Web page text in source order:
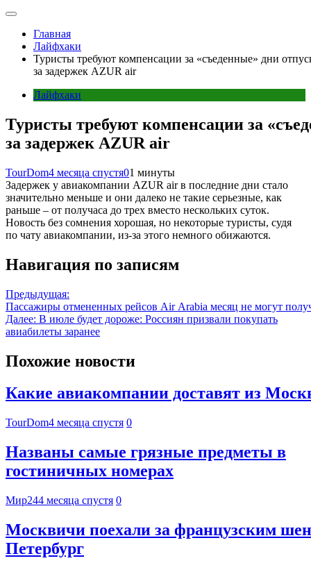
Главная
Лайфхаки
Туристы требуют компенсации за «съеденные» дни
за задержек AZUR air
Лайфхаки
Туристы требуют компенсации за
за задержек AZUR air
TourDom4 месяца спустя01 минуты
Задержек у авиакомпании AZUR air в последние дни стало
значительно меньше и они далеко не такие серьезные, как
раньше – от получаса до трех вместо нескольких суток.
Новость без сомнения хорошая, но некоторые туристы, судя
по чату авиакомпании, из-за этого немного обижаются.
Навигация по записям
Предыдущая:
Пассажиры отмененных рейсов Air Arabia месяц не могут
Далее: В июле будет дороже: Россиян призвали покупать
авиабилеты заранее
Похожие новости
Какие авиакомпании доставят из
TourDom4 месяца спустя 0
Названы самые грязные предметы в
гостиничных номерах
Мир244 месяца спустя 0
Москвичи поехали за французским
Петербург